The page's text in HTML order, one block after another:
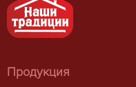
Продукция